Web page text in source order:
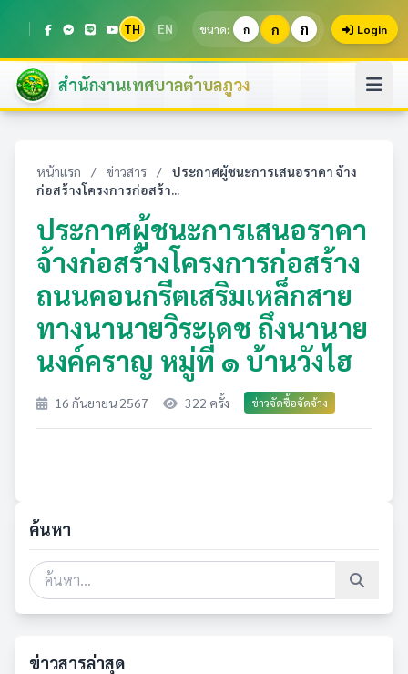
TH EN ขนาด: ก ก ก Login
สำนักงานเทศบาลตำบลภูวง
หน้าแรก / ข่าวสาร /
ประกาศผู้ชนะการเสนอราคา จ้าง
ก่อสร้างโครงการก่อสร้า...
ประกาศผู้ชนะการเสนอราคา
จ้างก่อสร้างโครงการก่อสร้าง
ถนนคอนกรีตเสริมเหล็กสาย
ทางนานายวิระเดช ถึงนานาย
นงค์คราญ หมู่ที่ ๑ บ้านวังไฮ
16 กันยายน 2567 322 ครั้ง ข่าวจัดซื้อจัดจ้าง
ค้นหา
ข่าวสารล่าสุด